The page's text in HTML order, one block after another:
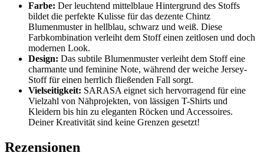
Farbe: Der leuchtend mittelblaue Hintergrund des Stoffs
bildet die perfekte Kulisse für das dezente Chintz
Blumenmuster in hellblau, schwarz und weiß. Diese
Farbkombination verleiht dem Stoff einen zeitlosen und doch
modernen Look.
Design: Das subtile Blumenmuster verleiht dem Stoff eine
charmante und feminine Note, während der weiche Jersey-
Stoff für einen herrlich fließenden Fall sorgt.
Vielseitigkeit: SARASA eignet sich hervorragend für eine
Vielzahl von Nähprojekten, von lässigen T-Shirts und
Kleidern bis hin zu eleganten Röcken und Accessoires.
Deiner Kreativität sind keine Grenzen gesetzt!
Rezensionen